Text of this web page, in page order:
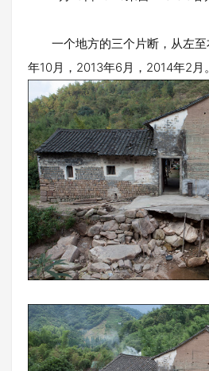
一个地方的三个片断，从左至
年10月，2013年6月，2014年2月